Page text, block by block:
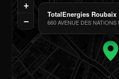
TotalEnergies Roubaix
660 AVENUE DES
+
−